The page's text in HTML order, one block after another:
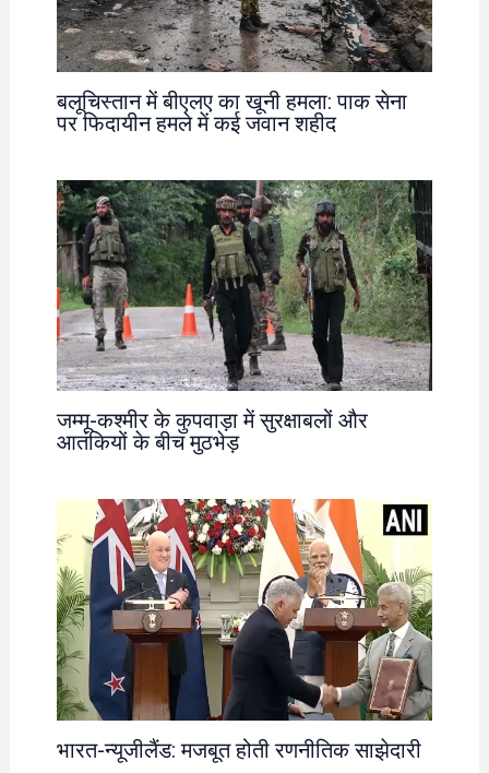
बलूचिस्तान में बीएलए का खूनी हमला: पाक सेना
पर फिदायीन हमले में कई जवान शहीद
जम्मू-कश्मीर के कुपवाड़ा में सुरक्षाबलों और
आतंकियों के बीच मुठभेड़
भारत-न्यूजीलैंड: मजबूत होती रणनीतिक साझेदारी